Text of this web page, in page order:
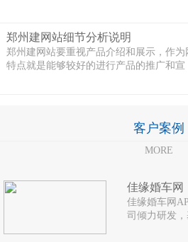
郑州建网站细节分析说明
郑州建网站要重视产品介绍和展示，作
特点就是能够较好的进行产品的推广和宣
客户案例
MORE
佳缘婚车网
佳缘婚车网
司倾力研发